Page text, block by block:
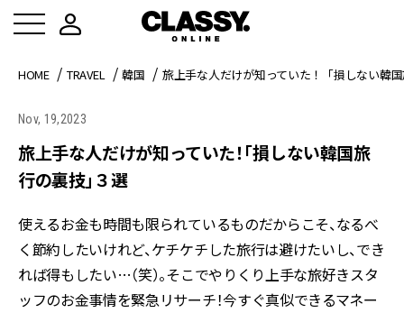
HOME TRAVEL 韓国 旅上手な人だけが知っていた！「損しない韓
Nov, 19,2023
旅上手な人だけが知っていた！「損しない韓国旅
行の裏技」３選
使えるお金も時間も限られているものだからこそ、なるべ
く節約したいけれど、ケチケチした旅行は避けたいし、でき
れば得もしたい…（笑）。そこでやりくり上手な旅好きスタ
ッフのお金事情を緊急リサーチ！今すぐ真似できるマネー